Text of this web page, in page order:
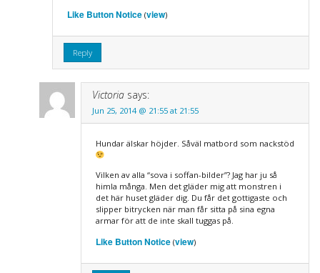
Like Button Notice(view)
Reply
Victoria says:
Jun 25, 2014 @ 21:55 at 21:55
Hundar älskar höjder. Såväl matbord som nackstöd
Vilken av alla “sova i soffan-bilder”? Jag har ju så
himla många. Men det gläder mig att monstren i
det här huset gläder dig. Du får det gottigaste och
slipper bitrycken när man får sitta på sina egna
armar för att de inte skall tuggas på.
Like Button Notice(view)